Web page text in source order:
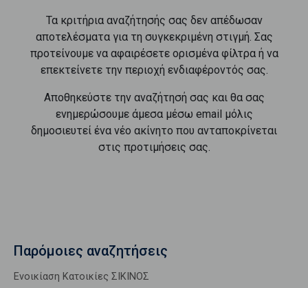
Τα κριτήρια αναζήτησής σας δεν απέδωσαν
αποτελέσματα για τη συγκεκριμένη στιγμή. Σας
προτείνουμε να αφαιρέσετε ορισμένα φίλτρα ή να
επεκτείνετε την περιοχή ενδιαφέροντός σας.
Αποθηκεύστε την αναζήτησή σας και θα σας
ενημερώσουμε άμεσα μέσω email μόλις
δημοσιευτεί ένα νέο ακίνητο που ανταποκρίνεται
στις προτιμήσεις σας.
Παρόμοιες αναζητήσεις
Ενοικίαση Κατοικίες ΣΙΚΙΝΟΣ